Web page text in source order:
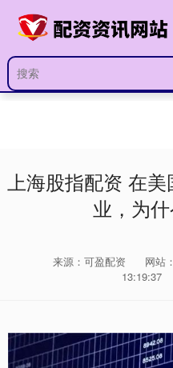
上海股指配资 在美
业，为
来源：可盈配资 网站
13:19:37